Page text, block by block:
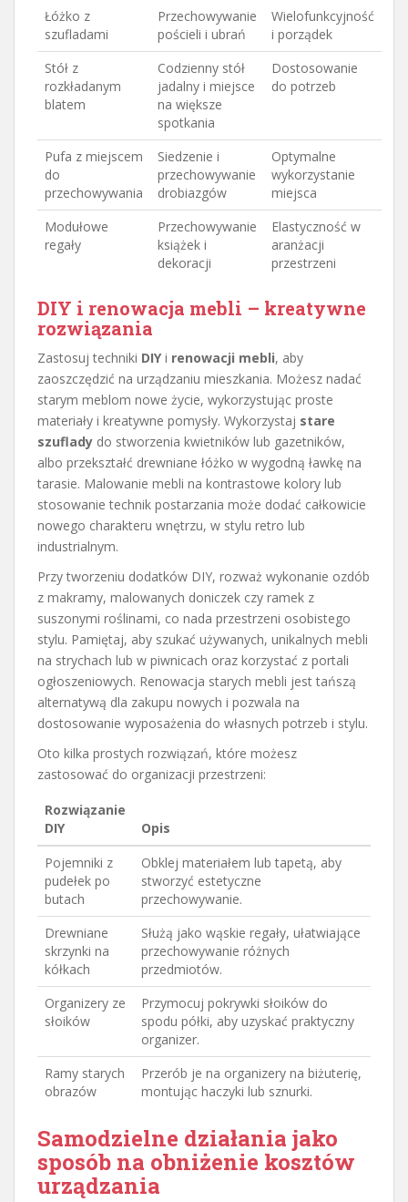
Łóżko z
szufladami
Przechowywanie
pościeli i ubrań
Wielofunkcyjność
i porządek
Stół z
rozkładanym
blatem
Codzienny stół
jadalny i miejsce
na większe
spotkania
Dostosowanie
do potrzeb
Pufa z miejscem
do
przechowywania
Siedzenie i
przechowywanie
drobiazgów
Optymalne
wykorzystanie
miejsca
Modułowe
regały
Przechowywanie
książek i
dekoracji
Elastyczność w
aranżacji
przestrzeni
DIY i renowacja mebli – kreatywne
rozwiązania
Zastosuj techniki DIYi renowacji mebli, aby
zaoszczędzić na urządzaniu mieszkania. Możesz nadać
starym meblom nowe życie, wykorzystując proste
materiały i kreatywne pomysły. Wykorzystaj stare
szuflady do stworzenia kwietników lub gazetników,
albo przekształć drewniane łóżko w wygodną ławkę na
tarasie. Malowanie mebli na kontrastowe kolory lub
stosowanie technik postarzania może dodać całkowicie
nowego charakteru wnętrzu, w stylu retro lub
industrialnym.
Przy tworzeniu dodatków DIY, rozważ wykonanie ozdób
z makramy, malowanych doniczek czy ramek z
suszonymi roślinami, co nada przestrzeni osobistego
stylu. Pamiętaj, aby szukać używanych, unikalnych mebli
na strychach lub w piwnicach oraz korzystać z portali
ogłoszeniowych. Renowacja starych mebli jest tańszą
alternatywą dla zakupu nowych i pozwala na
dostosowanie wyposażenia do własnych potrzeb i stylu.
Oto kilka prostych rozwiązań, które możesz
zastosować do organizacji przestrzeni:
Rozwiązanie
DIY
Opis
Pojemniki z
pudełek po
butach
Obklej materiałem lub tapetą, aby
stworzyć estetyczne
przechowywanie.
Drewniane
skrzynki na
kółkach
Służą jako wąskie regały, ułatwiające
przechowywanie różnych
przedmiotów.
Organizery ze
słoików
Przymocuj pokrywki słoików do
spodu półki, aby uzyskać praktyczny
organizer.
Ramy starych
obrazów
Przerób je na organizery na biżuterię,
montując haczyki lub sznurki.
Samodzielne działania jako
sposób na obniżenie kosztów
urządzania